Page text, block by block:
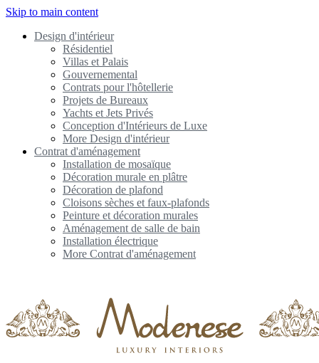
Skip to main content
Design d'intérieur
Résidentiel
Villas et Palais
Gouvernemental
Contrats pour l'hôtellerie
Projets de Bureaux
Yachts et Jets Privés
Conception d'Intérieurs de Luxe
More Design d'intérieur
Contrat d'aménagement
Installation de mosaïque
Décoration murale en plâtre
Décoration de plafond
Cloisons sèches et faux-plafonds
Peinture et décoration murales
Aménagement de salle de bain
Installation électrique
More Contrat d'aménagement